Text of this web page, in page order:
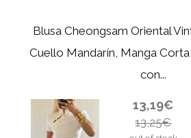
Blusa Cheongsam Oriental
Cuello Mandarín, Manga
con...
13,19€
13,25€